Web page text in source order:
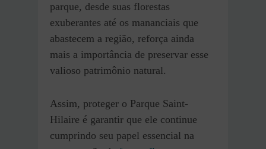
parque, desde suas florestas
exuberantes até os mananciais que
abastecem a região, reforça ainda
mais a importância de preservar esse
valioso patrimônio natural.
Assim, proteger o Parque Saint-
Hilaire é garantir que ele continue
cumprindo seu papel essencial na